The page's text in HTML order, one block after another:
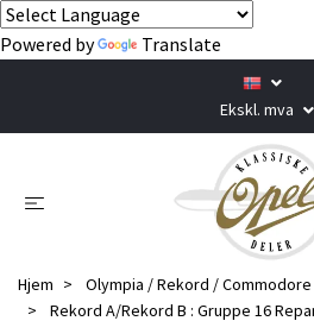
Powered by Translate
Ekskl. mva
Hjem Olympia / Rekord / Commodore
Rekord A/Rekord B : Gruppe 16